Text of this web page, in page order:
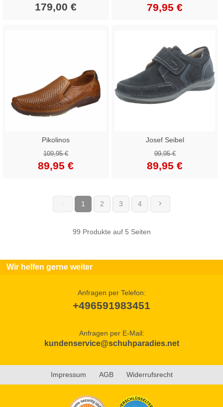
179,00 € 79,95 €
Pikolinos
109,95 €
89,95 €
Josef Seibel
99,95 €
89,95 €
1 (current)
2 3 4
99 Produkte auf 5 Seiten
Wir helfen gerne weiter
Anfragen per Telefon:
+496591983451
Anfragen per E-Mail:
kundenservice@schuhparadies.net
Impressum AGB Widerrufsrecht